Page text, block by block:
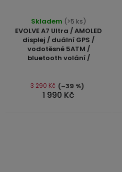
EVOLVE A7 Ultra / AMOLED
displej / duální GPS /
vodotěsné 5ATM /
bluetooth volání /
hodnocení
produktu
je
5,0
5
hvězdiček.
Skladem (>5 ks)
1 990 Kč
3 290 Kč (–39 %)